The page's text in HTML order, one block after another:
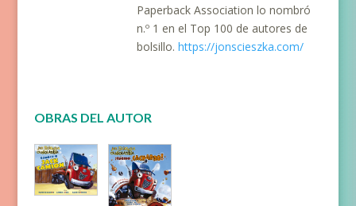
Paperback Association lo nombró
n.º 1 en el Top 100 de autores de
bolsillo.https://jonscieszka.com/
OBRAS DEL AUTOR